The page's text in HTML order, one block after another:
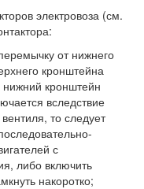
электровоза (см.
от нижнего
кронштейна
нижний кронштейн
вследствие
то следует
с
либо включить
накоротко;